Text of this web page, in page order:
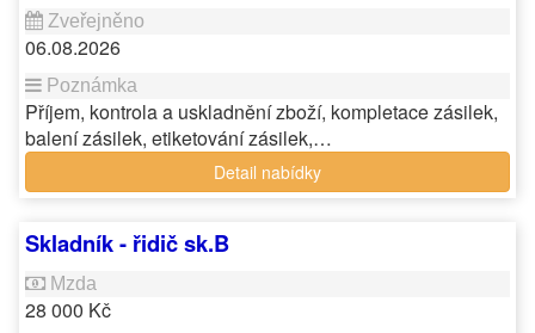
06.08.2026
Příjem, kontrola a uskladnění zboží, kompletace zásilek,
balení zásilek, etiketování zásilek,…
Detail nabídky
Skladník - řidič sk.B
28 000 Kč